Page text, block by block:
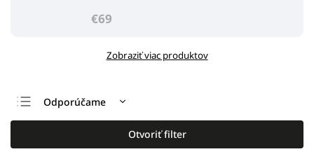
€69
Zobraziť viac produktov
Odporúčame
Najlacnejšie
Najdrahšie
Otvoriť filter